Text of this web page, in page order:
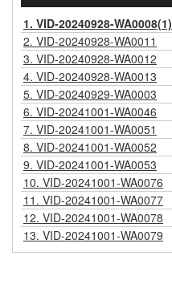
1. VID-20240928-WA0008(1)
2. VID-20240928-WA0011
3. VID-20240928-WA0012
4. VID-20240928-WA0013
5. VID-20240929-WA0003
6. VID-20241001-WA0046
7. VID-20241001-WA0051
8. VID-20241001-WA0052
9. VID-20241001-WA0053
10. VID-20241001-WA0076
11. VID-20241001-WA0077
12. VID-20241001-WA0078
13. VID-20241001-WA0079